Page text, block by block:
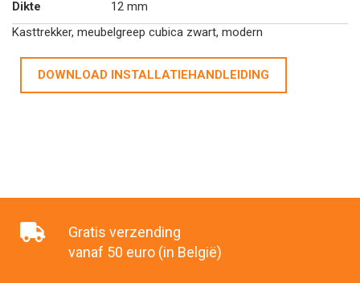
Dikte
12 mm
Kasttrekker, meubelgreep cubica zwart, modern
DOWNLOAD INSTALLATIEHANDLEIDING
Gratis verzending
vanaf 50 euro (in België)